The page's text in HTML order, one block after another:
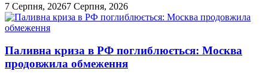
7 Серпня, 20267 Серпня, 2026
Паливна криза в РФ поглиблюється: Москва
продовжила обмеження